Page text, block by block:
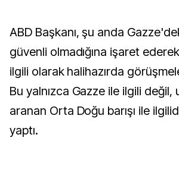
ABD Başkanı, şu anda
güvenli olmadığına işaret
ilgili olarak halihazırda
Bu yalnızca Gazze ile ilgili değil,
aranan Orta Doğu barışı ile
yaptı.